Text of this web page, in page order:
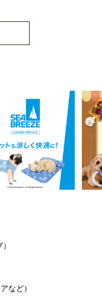
など）